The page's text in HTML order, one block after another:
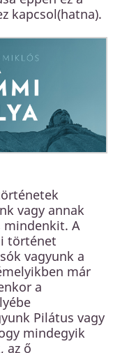
kapcsol(hatna).
vagy annak
mindenkit. A
történet
vagyunk a
már
a
Pilátus vagy
mindegyik
az ő